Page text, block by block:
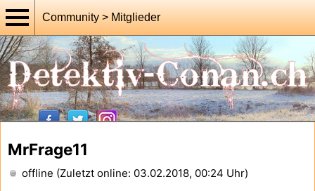
Community > Mitglieder
MrFrage11
offline (Zuletzt online: 03.02.2018, 00:24 Uhr)